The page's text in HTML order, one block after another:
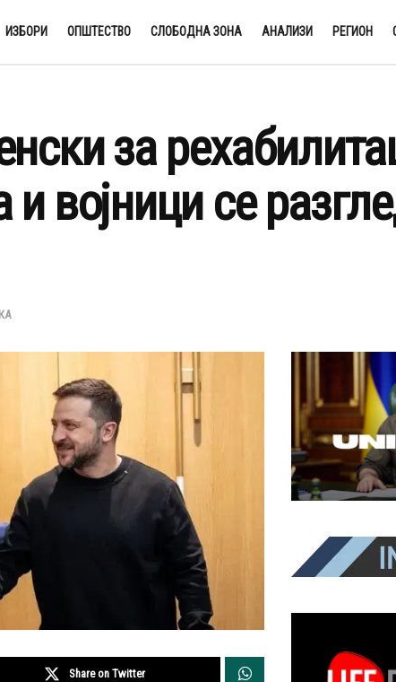
ИЗБОРИ ОПШТЕСТВО СЛОБОДНА ЗОНА АНАЛИЗИ РЕГИОН
за
војници се
Share on Twitter